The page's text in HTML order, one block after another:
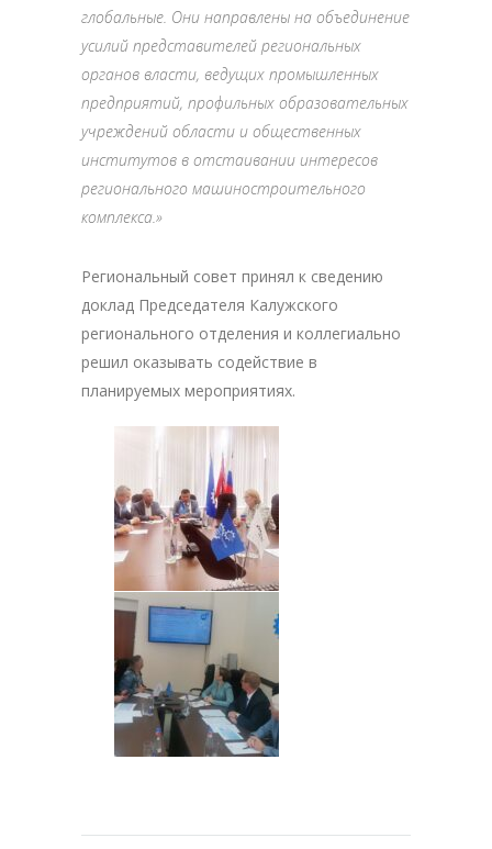
глобальные. Они направлены на объединение
усилий представителей региональных
органов власти, ведущих промышленных
предприятий, профильных образовательных
учреждений области и общественных
институтов в отстаивании интересов
регионального машиностроительного
комплекса.»
Региональный совет принял к сведению
доклад Председателя Калужского
регионального отделения и коллегиально
решил оказывать содействие в
планируемых мероприятиях.